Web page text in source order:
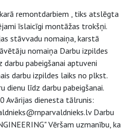
remontdarbiem , tiks atslēgta
īslaicīgi montāžas trokšņi.
stāvvadu nomaiņa, karstā
nomaiņa Darbu izpildes
pabeigšanai aptuveni
darbu izpildes laiks no plkst.
līdz darbu pabeigšanai.
dienesta tālrunis:
Darbu
Vēršam uzmanību, ka